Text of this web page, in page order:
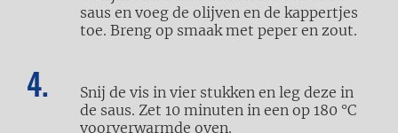
saus en voeg de olijven en de kappertjes
toe. Breng op smaak met peper en zout.
Snij de vis in vier stukken en leg deze in
de saus. Zet 10 minuten in een op 180 °C
voorverwarmde oven.